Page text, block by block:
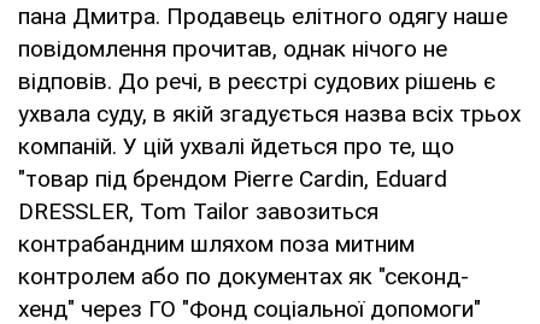
пана Дмитра. Продавець елітного одягу наше
повідомлення прочитав, однак нічого не
відповів. До речі, в реєстрі судових рішень є
ухвала суду, в якій згадується назва всіх трьох
компаній. У цій ухвалі йдеться про те, що
"товар під брендом Pierre Cardin, Eduard
DRESSLER, Tom Tailor завозиться
контрабандним шляхом поза митним
контролем або по документах як "секонд-
хенд" через ГО "Фонд соціальної допомоги"